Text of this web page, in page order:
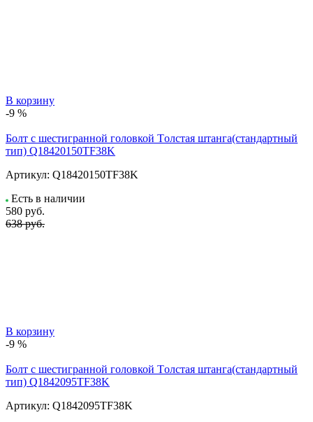
В корзину
-9 %
Болт с шестигранной головкой Tолстая штанга(стандартный
тип) Q18420150TF38K
Артикул: Q18420150TF38K
Есть в наличии
580 руб.
638 руб.
В корзину
-9 %
Болт с шестигранной головкой Tолстая штанга(стандартный
тип) Q1842095TF38K
Артикул: Q1842095TF38K